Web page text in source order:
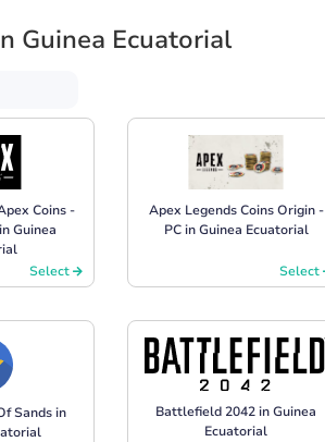
Guinea Ecuatorial
Coins -
Guinea
Select
Apex Legends Coins Origin -
PC in Guinea Ecuatorial
Select
Sands in
Battlefield 2042 in Guinea
Ecuatorial